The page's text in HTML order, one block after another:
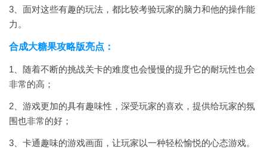
3、面对这些有趣的玩法，都比较考验玩家的脑力和他的操作能
力。
合成大糖果攻略版亮点：
1、随着不断的挑战关卡的难度也会慢慢的提升它的耐玩性也会
非常的高；
2、游戏更加的具有趣味性，深受玩家的喜欢，提供给玩家的氛
围也非常的好；
3、卡通趣味的游戏画面，让玩家以一种轻松愉悦的心态游戏。